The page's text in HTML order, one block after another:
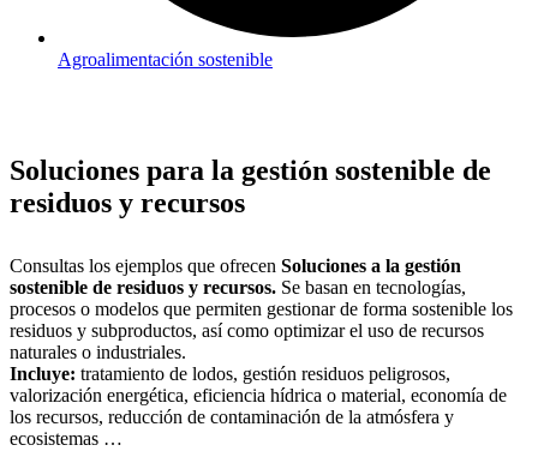
Agroalimentación sostenible
Soluciones para la gestión sostenible de
residuos y recursos
Consultas los ejemplos que ofrecen Soluciones a la gestión
sostenible de residuos y recursos. Se basan en tecnologías,
procesos o modelos que permiten gestionar de forma sostenible los
residuos y subproductos, así como optimizar el uso de recursos
naturales o industriales.
Incluye: tratamiento de lodos, gestión residuos peligrosos,
valorización energética, eficiencia hídrica o material, economía de
los recursos, reducción de contaminación de la atmósfera y
ecosistemas …